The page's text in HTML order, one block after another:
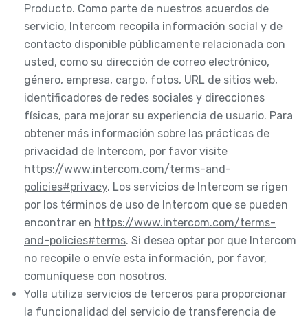
Producto. Como parte de nuestros acuerdos de
servicio, Intercom recopila información social y de
contacto disponible públicamente relacionada con
usted, como su dirección de correo electrónico,
género, empresa, cargo, fotos, URL de sitios web,
identificadores de redes sociales y direcciones
físicas, para mejorar su experiencia de usuario. Para
obtener más información sobre las prácticas de
privacidad de Intercom, por favor visite
https://www.intercom.com/terms-and-
policies#privacy. Los servicios de Intercom se rigen
por los términos de uso de Intercom que se pueden
encontrar en https://www.intercom.com/terms-
and-policies#terms. Si desea optar por que Intercom
no recopile o envíe esta información, por favor,
comuníquese con nosotros.
Yolla utiliza servicios de terceros para proporcionar
la funcionalidad del servicio de transferencia de